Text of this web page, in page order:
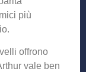
più
offrono
vale ben